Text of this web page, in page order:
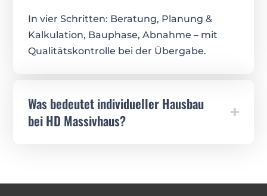
In vier Schritten: Beratung, Planung &
Kalkulation, Bauphase, Abnahme – mit
Qualitätskontrolle bei der Übergabe.
Was bedeutet individueller Hausbau
bei HD Massivhaus?